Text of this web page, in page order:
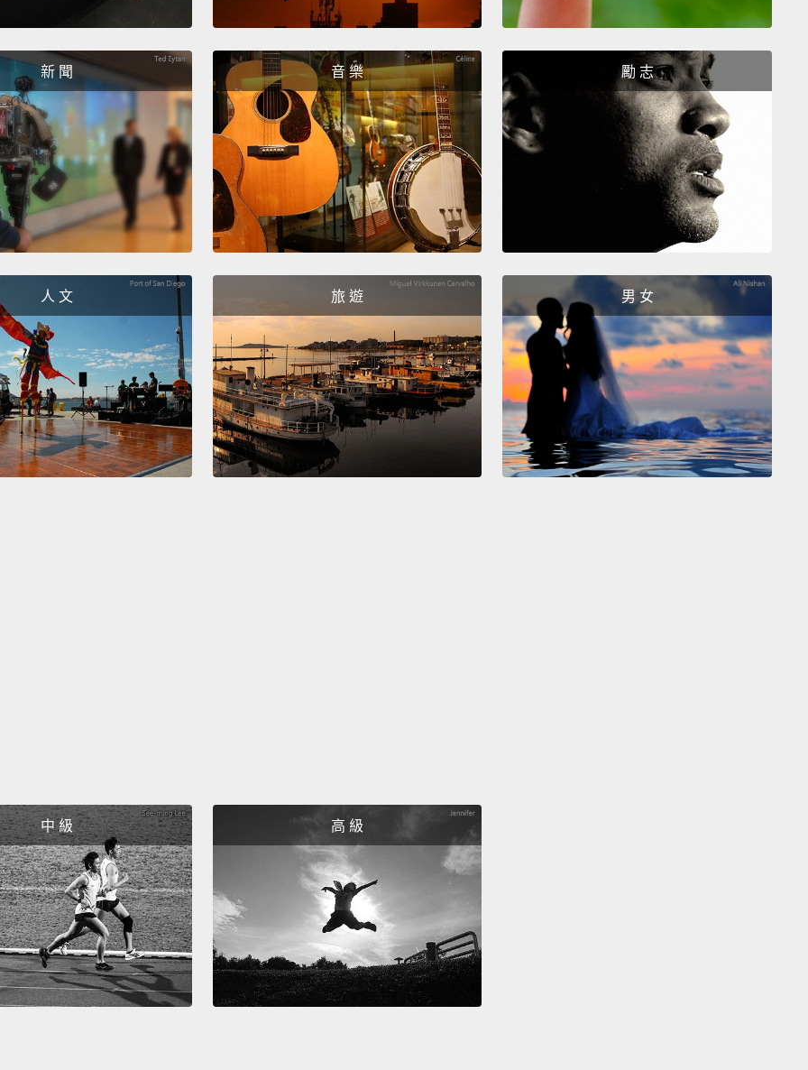
我的歐巴馬時刻是簽訂巴黎協定，讓美國在對抗全球暖化的戰
When I was at the UN, and I,
you know, I heard our
president say that climate change is the most important
issue facing not only this generation but all future
generations, it was inspiring.
我在聯合國時，然後我，你知道，我聽到我們的總統說氣候變
遷是我們所面對最嚴重的一項議題，不只針對這個世代還有所
有未來的世代，那很激勵人心。
For me, it was traveling with the president to schools in
Boston.
And the way he engaged the students—it was
just one of those moments to see him connect like that
that I think you see throughout his presidency.
對我來說，是和總統一起到波士頓的學校那時。他吸引學生注
意的方式－－那只是我們看到他像那樣和大家產生連結的眾多
時刻之一，我想你在他當總統的一路上都有看到那樣的時刻。
his family. I was sitting at home in my living room,
felt like I was a part of that crowd in that park.
我不知道，就是那一刻的神奇力量，我們在這趟旅程中一直支
持的男人，他和他的家人踏上那座舞台。我當時在家坐在客廳
裡，而我覺得自己好像公園裡那群人的一份子。
I didn't think I would live to see an African-American
emerge as president,
新 聞 音 樂 勵 志
人 文 旅 遊 男 女
中 級 高 級